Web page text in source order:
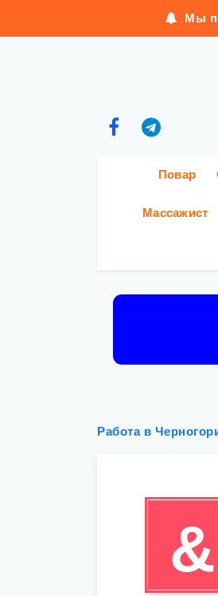
Мы
Повар
Массажист
Работа в
&